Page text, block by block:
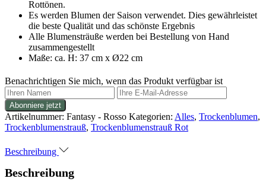
Rottönen.
Es werden Blumen der Saison verwendet. Dies gewährleistet
die beste Qualität und das schönste Ergebnis
Alle Blumensträuße werden bei Bestellung von Hand
zusammengestellt
Maße: ca. H: 37 cm x Ø22 cm
Benachrichtigen Sie mich, wenn das Produkt verfügbar ist
Artikelnummer: Fantasy - Rosso Kategorien: Alles, Trockenblumen,
Trockenblumenstrauß, Trockenblumenstrauß Rot
Beschreibung
Beschreibung